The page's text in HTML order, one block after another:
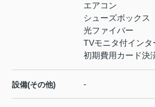
エアコン
シューズボックス
光ファイバー
TVモニタ付インタ
初期費用カード決
設備(その他) -